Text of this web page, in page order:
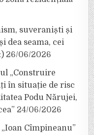
suveraniști și
dea seama, cei
26/06/2026
„Construire
în situație de risc
Podu Nărujei,
24/06/2026
Cîmpineanu”